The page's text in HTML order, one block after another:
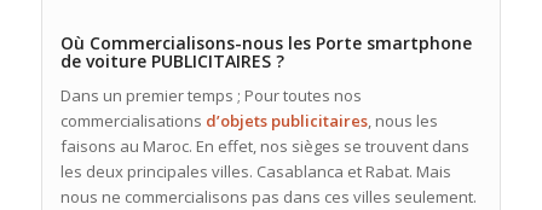
Où Commercialisons-nous les Porte smartphone
de voiture PUBLICITAIRES ?
Dans un premier temps ; Pour toutes nos
commercialisations d’objets publicitaires, nous les
faisons au Maroc. En effet, nos sièges se trouvent dans
les deux principales villes. Casablanca et Rabat. Mais
nous ne commercialisons pas dans ces villes seulement.